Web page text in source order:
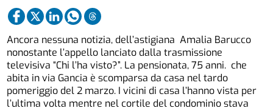
Ancora nessuna notizia, dell’astigiana Amalia Barucco
nonostante l’appello lanciato dalla trasmissione
televisiva “Chi l’ha visto?”. La pensionata, 75 anni. che
abita in via Gancia è scomparsa da casa nel tardo
pomeriggio del 2 marzo. I vicini di casa l’hanno vista per
l’ultima volta mentre nel cortile del condominio stava